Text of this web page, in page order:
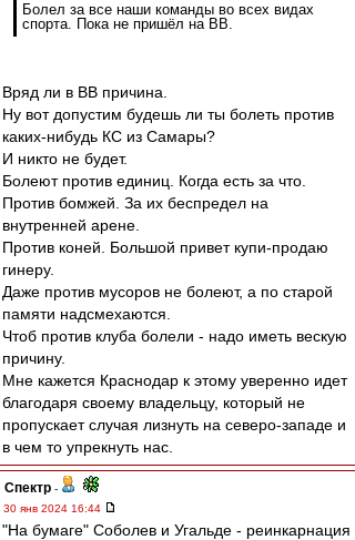
Болел за все наши команды во всех видах
спорта. Пока не пришёл на ВВ.
Вряд ли в ВВ причина.
Ну вот допустим будешь ли ты болеть против
каких-нибудь КС из Самары?
И никто не будет.
Болеют против единиц. Когда есть за что.
Против бомжей. За их беспредел на
внутренней арене.
Против коней. Большой привет купи-продаю
гинеру.
Даже против мусоров не болеют, а по старой
памяти надсмехаются.
Чтоб против клуба болели - надо иметь вескую
причину.
Мне кажется Краснодар к этому уверенно идет
благодаря своему владельцу, который не
пропускает случая лизнуть на северо-западе и
в чем то упрекнуть нас.
Спектр -
30 янв 2024 16:44
"На бумаге" Соболев и Угальде - реинкарнация